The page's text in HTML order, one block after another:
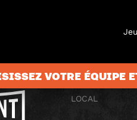
VOTRE ÉQUIPE
LOCAL